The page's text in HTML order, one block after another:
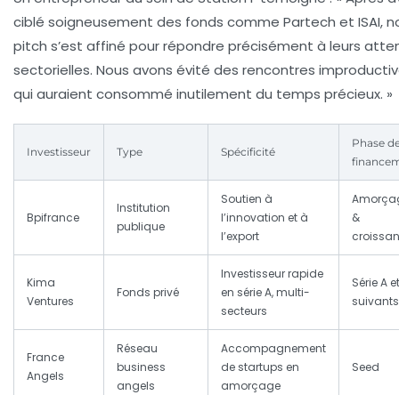
ciblé soigneusement des fonds comme Partech et ISAI,
pitch s’est affiné pour répondre précisément à leurs
sectorielles. Nous avons évité des rencontres
qui auraient consommé inutilement du temps précieux. »
Investisseur Type Spécificité
Phase
Bpifrance
Institution
publique
Soutien à
l’innovation et à
l’export
&
Kima
Ventures
Fonds privé
Investisseur rapide
en série A, multi-
secteurs
Série A et
suivants
France
Angels
Réseau
business
angels
Accompagnement
de startups en
amorçage
Seed